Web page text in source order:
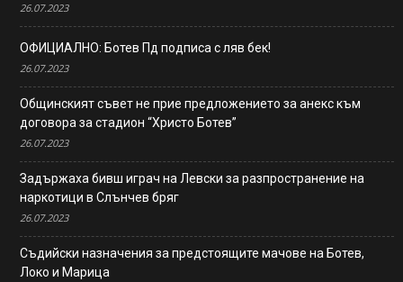
26.07.2023
ОФИЦИАЛНО: Ботев Пд подписа с ляв бек!
26.07.2023
Общинският съвет не прие предложението за анекс към
договора за стадион “Христо Ботев”
26.07.2023
Задържаха бивш играч на Левски за разпространение на
наркотици в Слънчев бряг
26.07.2023
Съдийски назначения за предстоящите мачове на Ботев,
Локо и Марица